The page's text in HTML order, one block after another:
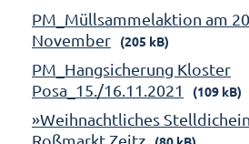
PM_Müllsammelaktion am 20.
November
(205 kB)
PM_Hangsicherung Kloster
Posa_15./16.11.2021
(109 kB)
»Weihnachtliches
Roßmarkt Zeitz